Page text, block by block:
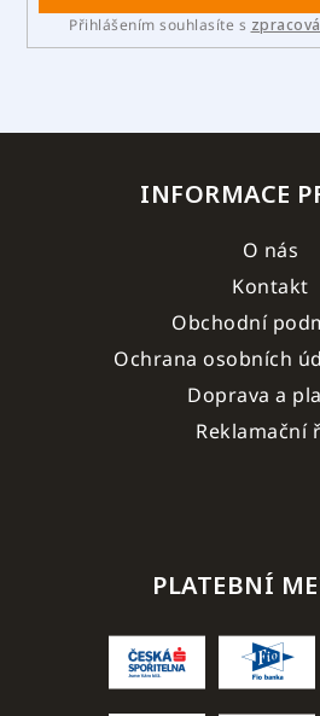
Přihlášením souhlasíte s
INFORMACE
O nás
Kontakt
Obchodní
Ochrana osobních
Doprava a
Reklamační
PLATEBNÍ